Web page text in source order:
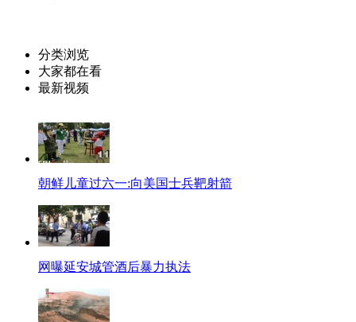
分类浏览
大家都在看
最新视频
朝鲜儿童过六一:向美国士兵靶射箭
网曝延安城管酒后暴力执法